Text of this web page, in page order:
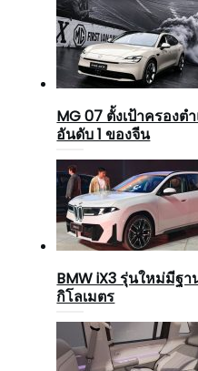
MG 07 ตั้งเป้าครอง
อันดับ 1 ของจีน
BMW iX3 รุ่นใหม่มีฐา
กิโลเมตร